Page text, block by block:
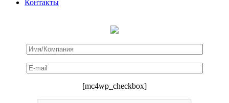
Контакты
[mc4wp_checkbox]